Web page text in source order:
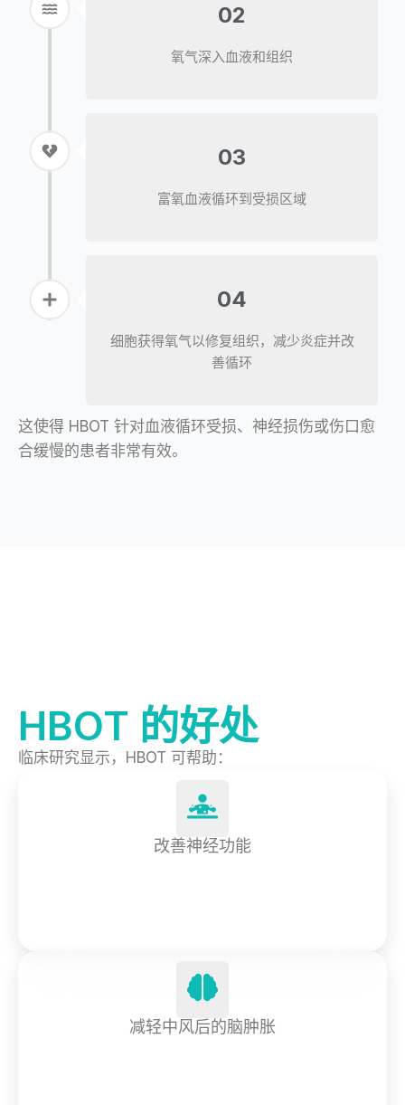
02
氧气深入血液和组织
03
富氧血液循环到受损区域
04
细胞获得氧气以修复组织，减少炎症并改
善循环
这使得 HBOT 针对血液循环受损、神经损伤或伤口愈
合缓慢的患者非常有效。
HBOT 的好处
临床研究显示，HBOT 可帮助：
改善神经功能
减轻中风后的脑肿胀